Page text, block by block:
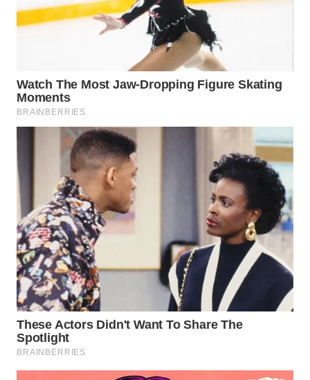
KARAWANG
WN
BOGOR
WN
TAPANULI
UTARA
WN
SAMOSIR
WN
PADANG
LAWAS